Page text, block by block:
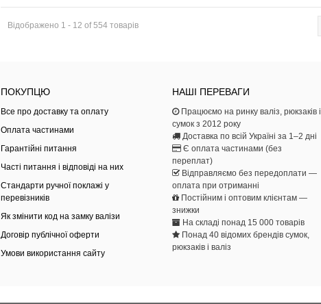
Відображено 1 - 12 of 554 товарів
ПОКУПЦЮ
Все про доставку та оплату
Оплата частинами
Гарантійні питання
Часті питання і відповіді на них
Стандарти ручної поклажі у
перевізників
Як змінити код на замку валізи
Договір публічної оферти
Умови використання сайту
НАШІ ПЕРЕВАГИ
Працюємо на ринку валіз, рюкзаків і
сумок з 2012 року
Доставка по всій Україні за 1–2 дні
Є оплата частинами (без
переплат)
Відправляємо без передоплати —
оплата при отриманні
Постійним і оптовим клієнтам —
знижки
На складі понад 15 000 товарів
Понад 40 відомих брендів сумок,
рюкзаків і валіз